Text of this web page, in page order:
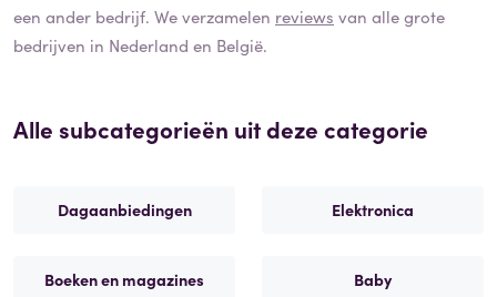
een ander bedrijf. We verzamelen reviews van alle grote
bedrijven in Nederland en België.
Alle subcategorieën uit deze categorie
Dagaanbiedingen Elektronica
Boeken en magazines Baby